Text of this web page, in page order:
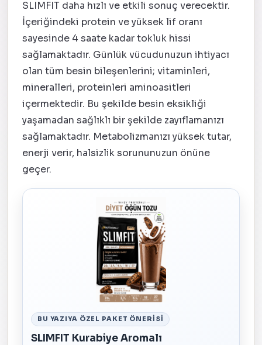
SLIMFIT daha hızlı ve etkili sonuç verecektir.
İçeriğindeki protein ve yüksek lif oranı
sayesinde 4 saate kadar tokluk hissi
sağlamaktadır. Günlük vücudunuzun ihtiyacı
olan tüm besin bileşenlerini; vitaminleri,
mineralleri, proteinleri aminoasitleri
içermektedir. Bu şekilde besin eksikliği
yaşamadan sağlıklı bir şekilde zayıflamanızı
sağlamaktadır. Metabolizmanızı yüksek tutar,
enerji verir, halsizlik sorununuzun önüne
geçer.
BU YAZIYA ÖZEL PAKET ÖNERISI
SLIMFIT Kurabiye Aromalı